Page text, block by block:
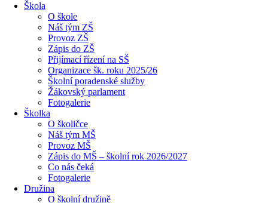
Škola
O škole
Náš tým ZŠ
Provoz ZŠ
Zápis do ZŠ
Přijímací řízení na SŠ
Organizace šk. roku 2025/26
Školní poradenské služby
Žákovský parlament
Fotogalerie
Školka
O školičce
Náš tým MŠ
Provoz MŠ
Zápis do MŠ – školní rok 2026/2027
Co nás čeká
Fotogalerie
Družina
O školní družině